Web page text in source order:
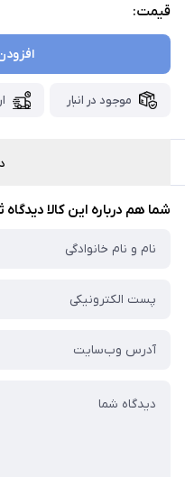
قیمت:
موجود در انبار
شما هم درباره این کالا